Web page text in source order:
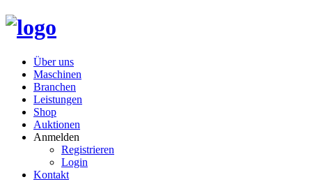
Über uns
Maschinen
Branchen
Leistungen
Shop
Auktionen
Anmelden
Registrieren
Login
Kontakt